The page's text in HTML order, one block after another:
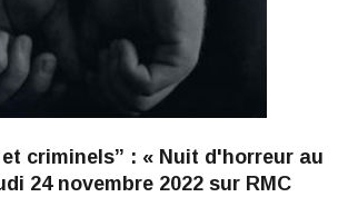
criminels” : « Nuit d'horreur au
24 novembre 2022 sur RMC